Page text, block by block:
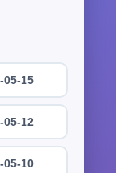
05-15
05-12
05-10